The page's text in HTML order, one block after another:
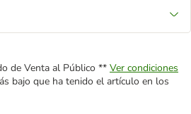
de Venta al Público ** Ver condiciones
bajo que ha tenido el artículo en los